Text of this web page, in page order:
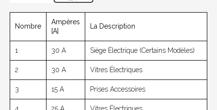
Nombre
Ampères
[A]
La Description
1 30 A Siège Électrique (Certains Modèles)
2 30 A Vitres Électriques
3 15 A Prises Accessoires